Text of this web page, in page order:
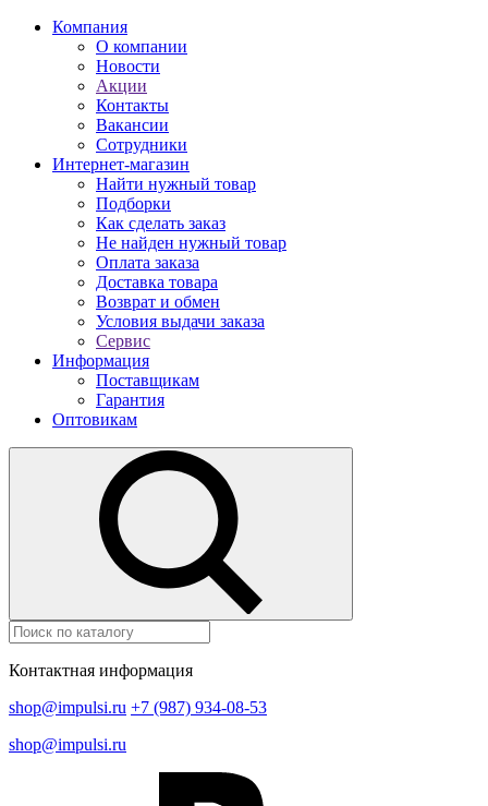
Компания
О компании
Новости
Акции
Контакты
Вакансии
Сотрудники
Интернет-магазин
Найти нужный товар
Подборки
Как сделать заказ
Не найден нужный товар
Оплата заказа
Доставка товара
Возврат и обмен
Условия выдачи заказа
Сервис
Информация
Поставщикам
Гарантия
Оптовикам
Контактная информация
shop@impulsi.ru +7 (987) 934-08-53
shop@impulsi.ru